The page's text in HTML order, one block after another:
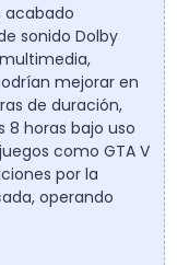
acabado
sonido Dolby
mejorar en
de duración,
horas bajo uso
como GTA V
por la
operando